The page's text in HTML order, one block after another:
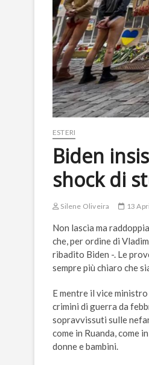
ESTERI
Biden
shock di
Silene Oliveira 13
Non lascia ma
che, per ordine di
ribadito Biden -. Le
sempre più chiaro che
E mentre il vice
crimini di guerra da
sopravvissuti sulle
come in Ruanda, come
donne e bambini.